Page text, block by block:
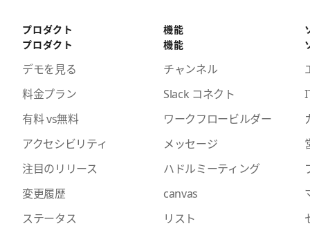
プロダクト
プロダクト
デモを見る
料金プラン
有料 vs無料
アクセシビリティ
注目のリリース
変更履歴
ステータス
機能
機能
チャンネル
Slack コネクト
ワークフロービルダー
メッセージ
ハドルミーティング
canvas
リスト